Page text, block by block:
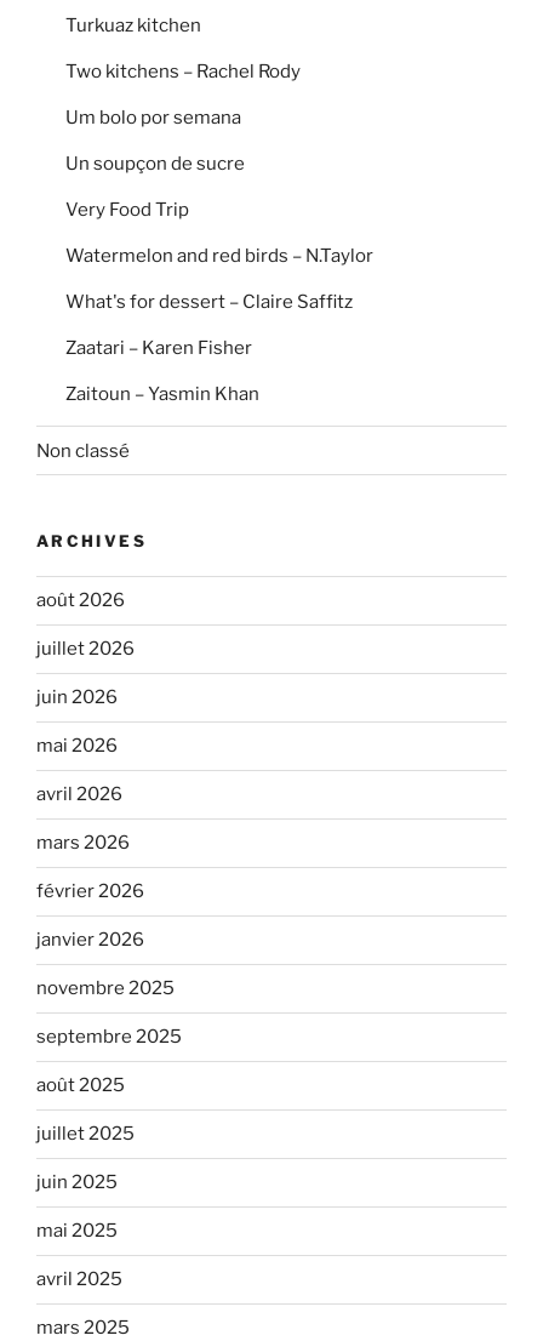
Turkuaz kitchen
Two kitchens – Rachel Rody
Um bolo por semana
Un soupçon de sucre
Very Food Trip
Watermelon and red birds – N.Taylor
What's for dessert – Claire Saffitz
Zaatari – Karen Fisher
Zaitoun – Yasmin Khan
Non classé
ARCHIVES
août 2026
juillet 2026
juin 2026
mai 2026
avril 2026
mars 2026
février 2026
janvier 2026
novembre 2025
septembre 2025
août 2025
juillet 2025
juin 2025
mai 2025
avril 2025
mars 2025